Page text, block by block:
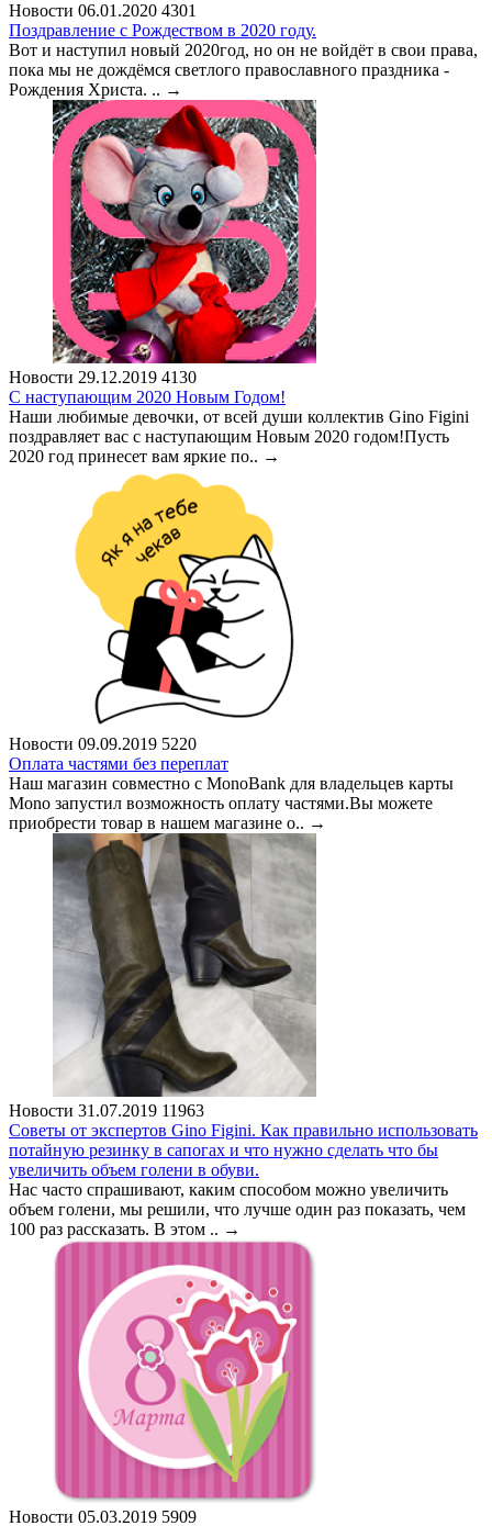
Новости 06.01.2020 4301
Поздравление с Рождеством в 2020 году.
Вот и наступил новый 2020год, но он не войдёт в свои права,
пока мы не дождёмся светлого православного праздника -
Рождения Христа. .. →
Новости 29.12.2019 4130
С наступающим 2020 Новым Годом!
Наши любимые девочки, от всей души коллектив Gino Figini
поздравляет вас с наступающим Новым 2020 годом!Пусть
2020 год принесет вам яркие по.. →
Новости 09.09.2019 5220
Оплата частями без переплат
Наш магазин совместно с MonoBank для владельцев карты
Mono запустил возможность оплату частями.Вы можете
приобрести товар в нашем магазине о.. →
Новости 31.07.2019 11963
Советы от экспертов Gino Figini. Как правильно использовать
потайную резинку в сапогах и что нужно сделать что бы
увеличить объем голени в обуви.
Нас часто спрашивают, каким способом можно увеличить
объем голени, мы решили, что лучше один раз показать, чем
100 раз рассказать. В этом .. →
Новости 05.03.2019 5909